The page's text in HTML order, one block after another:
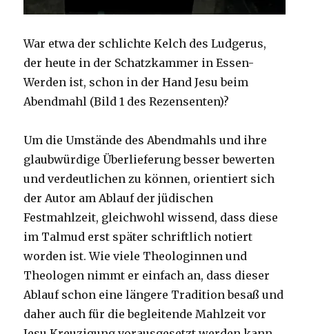
War etwa der schlichte Kelch des Ludgerus,
der heute in der Schatzkammer in Essen-
Werden ist, schon in der Hand Jesu beim
Abendmahl (Bild 1 des Rezensenten)?
Um die Umstände des Abendmahls und ihre
glaubwürdige Überlieferung besser bewerten
und verdeutlichen zu können, orientiert sich
der Autor am Ablauf der jüdischen
Festmahlzeit, gleichwohl wissend, dass diese
im Talmud erst später schriftlich notiert
worden ist. Wie viele Theologinnen und
Theologen nimmt er einfach an, dass dieser
Ablauf schon eine längere Tradition besaß und
daher auch für die begleitende Mahlzeit vor